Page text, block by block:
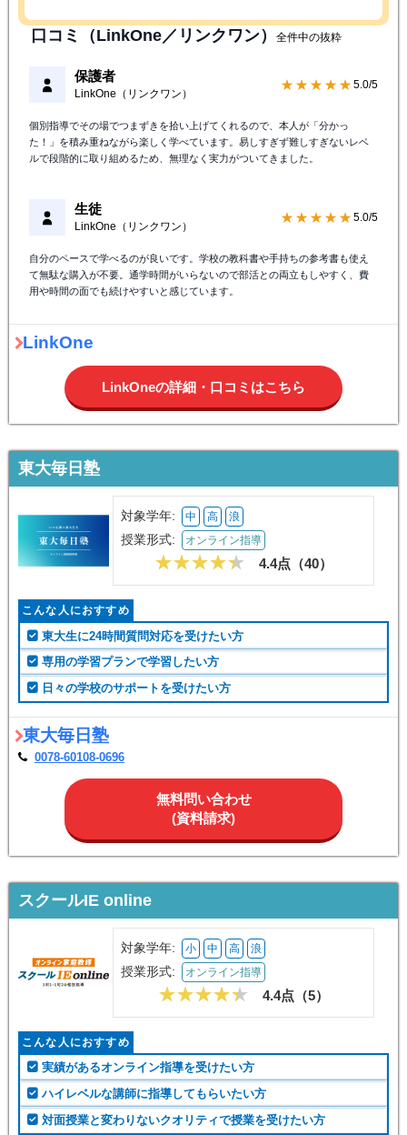
口コミ（LinkOne／リンクワン） 全件中の抜粋
保護者
LinkOne（リンクワン）
★★★★★ 5.0/5
個別指導でその場でつまずきを拾い上げてくれるので、本人が「分かっ
た！」を積み重ねながら楽しく学べています。易しすぎず難しすぎないレベ
ルで段階的に取り組めるため、無理なく実力がついてきました。
生徒
LinkOne（リンクワン）
★★★★★ 5.0/5
自分のペースで学べるのが良いです。学校の教科書や手持ちの参考書も使え
て無駄な購入が不要。通学時間がいらないので部活との両立もしやすく、費
用や時間の面でも続けやすいと感じています。
LinkOne
LinkOneの詳細・口コミはこちら
東大毎日塾
対象学年: 中 高 浪
授業形式: オンライン指導
4.4点（40）
こんな人におすすめ
東大生に24時間質問対応を受けたい方
専用の学習プランで学習したい方
日々の学校のサポートを受けたい方
東大毎日塾
0078-60108-0696
無料問い合わせ
(資料請求)
スクールIE online
対象学年: 小 中 高 浪
授業形式: オンライン指導
4.4点（5）
こんな人におすすめ
実績があるオンライン指導を受けたい方
ハイレベルな講師に指導してもらいたい方
対面授業と変わりないクオリティで授業を受けたい方